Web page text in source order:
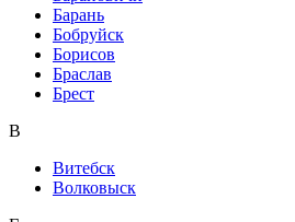
Барань
Бобруйск
Борисов
Браслав
Брест
В
Витебск
Волковыск